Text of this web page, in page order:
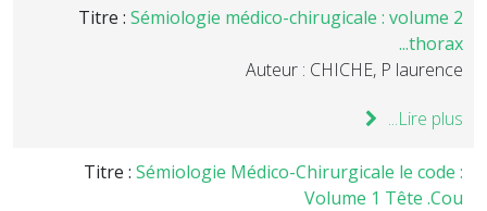
Titre : Sémiologie médico-chirugicale : volume 2
thorax...
Auteur : CHICHE, P laurence
Lire plus...
Titre : Sémiologie Médico-Chirurgicale le code :
Volume 1 Tête .Cou